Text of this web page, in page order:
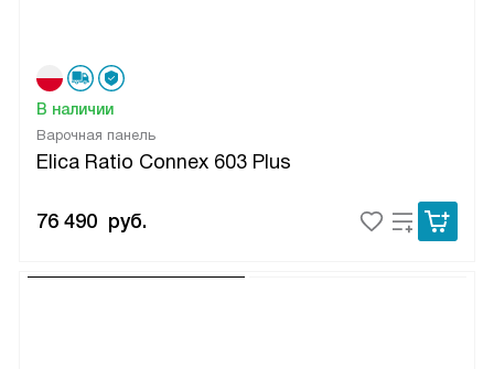
Варочная панель
Elica Ratio Connex 603 Plus
В наличии
76 490 руб.